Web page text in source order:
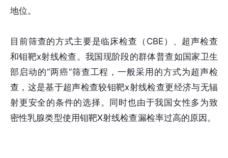
地位。
目前筛查的方式主要是临床检查（CBE）、超声检查
和钼靶x射线检查。我国现阶段的群体普查如国家卫生
部启动的“两癌”筛查工程，一般采用的方式为超声检
查，这是基于超声检查较钼靶x射线检查更经济与无辐
射更安全的条件的选择。同时也由于我国女性多为致
密性乳腺类型使用钼靶X射线检查漏检率过高的原因。